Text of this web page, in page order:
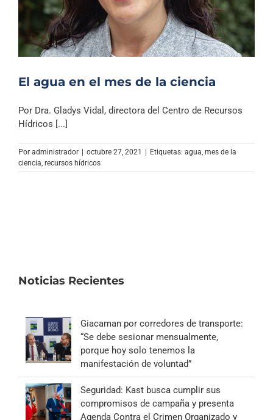
El agua en el mes de la ciencia
Por Dra. Gladys Vidal, directora del Centro de Recursos
Hídricos [...]
Por administrador octubre 27, 2021 Etiquetas: agua, mes de la
ciencia, recursos hídricos
Noticias Recientes
Giacaman por corredores de transporte:
“Se debe sesionar mensualmente,
porque hoy solo tenemos la
manifestación de voluntad”
Seguridad: Kast busca cumplir sus
compromisos de campaña y presenta
Agenda Contra el Crimen Organizado y